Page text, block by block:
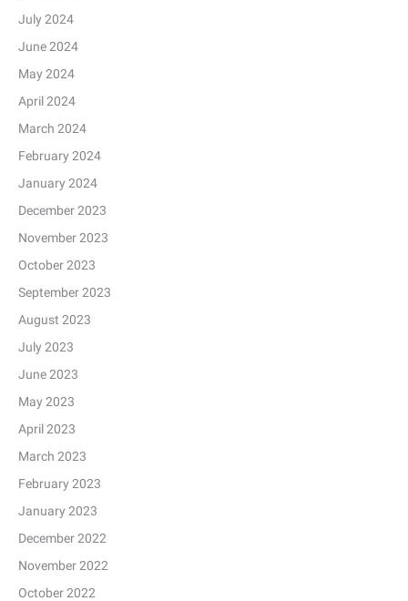
July 2024
June 2024
May 2024
April 2024
March 2024
February 2024
January 2024
December 2023
November 2023
October 2023
September 2023
August 2023
July 2023
June 2023
May 2023
April 2023
March 2023
February 2023
January 2023
December 2022
November 2022
October 2022